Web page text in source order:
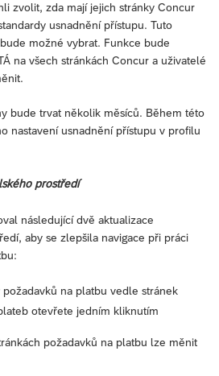
zvolit, zda mají jejich stránky Concur
usnadnění přístupu. Tuto
možné vybrat. Funkce bude
na všech stránkách Concur a uživatelé
bude trvat několik měsíců. Během této
nastavení usnadnění přístupu v profilu
prostředí
následující dvě aktualizace
aby se zlepšila navigace při práci
požadavků na platbu vedle stránek
otevřete jedním kliknutím
požadavků na platbu lze měnit